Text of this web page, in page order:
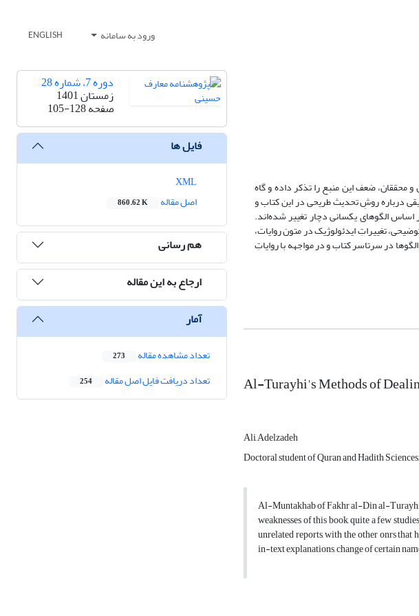
ورود به سامانه ENGLISH
و محققان، ضعف این منبع را تذکر داده و گاه
درباره روشِ تحدیث طریحی در این کتاب و
الگوهای یکسانی دچار تغییر شده‌اند.
تغییراتِ ایدئولوژیک در متون روایات،
در سرتاسر کتاب و در مواجهه با روایاتِ
Al-Turayhi's Methods of
Ali ِAdelzadeh
Doctoral student of Quran and Hadith
Al-Muntakhab of Fakhr al-Din al-Turayhi
weaknesses of this book, quite a few
unrelated reports, with the other onrs
in-text explanations, change of certain
دوره 7، شماره 28
زمستان 1401
صفحه105-128
فایل ها
اصل مقاله
860.62 K
هم رسانی
ارجاع به این مقاله
آمار
تعداد مشاهده مقاله 273
تعداد دریافت فایل اصل مقاله 254